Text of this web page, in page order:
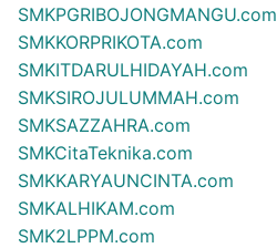
SMKPGRIBOJONGMANGU.com
SMKKORPRIKOTA.com
SMKITDARULHIDAYAH.com
SMKSIROJULUMMAH.com
SMKSAZZAHRA.com
SMKCitaTeknika.com
SMKKARYAUNCINTA.com
SMKALHIKAM.com
SMK2LPPM.com